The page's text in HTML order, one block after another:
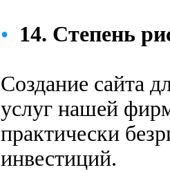
• 14. Степень
Создание сайта
услуг нашей
практически
инвестиций.